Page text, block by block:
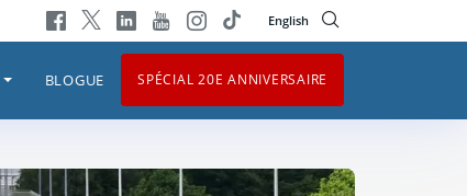
English
BLOGUE SPÉCIAL 20E ANNIVERSAIRE